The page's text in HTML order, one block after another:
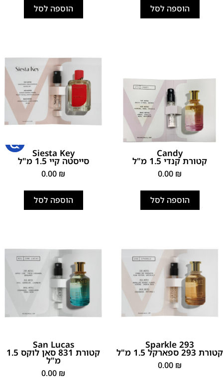
הוספה לסל הוספה לסל
Candy
קטורת קנדי 1.5 מ"ל
0.00 ₪
הוספה לסל
Siesta Key
סייסטה קיי 1.5 מ"ל
0.00 ₪
הוספה לסל
Sparkle 293
קטורת 293 ספארקל 1.5 מ"ל
0.00 ₪
San Lucas
קטורת 831 סאן לוקס 1.5
מ"ל
0.00 ₪